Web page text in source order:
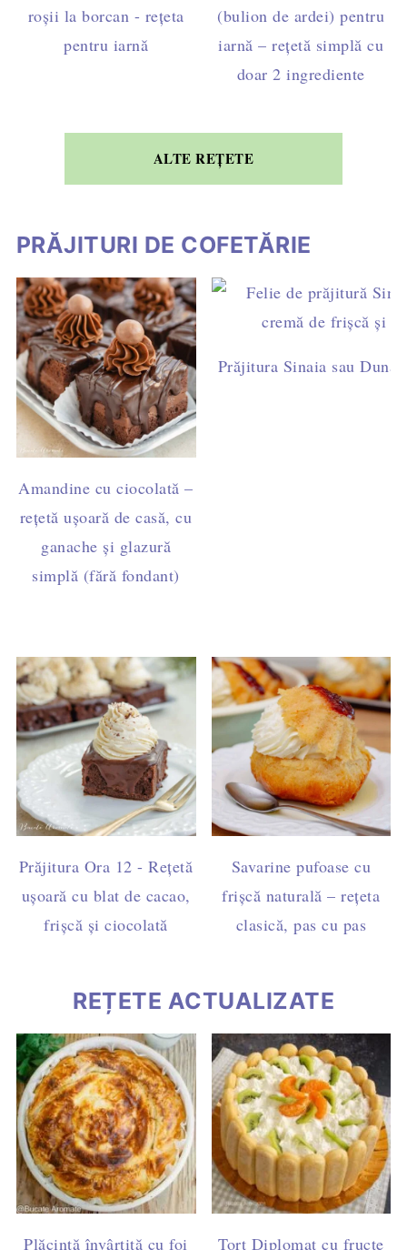
roșii la borcan - rețeta
pentru iarnă
(bulion de ardei) pentru
iarnă – rețetă simplă cu
doar 2 ingrediente
ALTE REȚETE
PRĂJITURI DE COFETĂRIE
Amandine cu ciocolată –
rețetă ușoară de casă, cu
ganache și glazură
simplă (fără fondant)
Prăjitura Sinaia sau
Prăjitura Ora 12 - Rețetă
ușoară cu blat de cacao,
frișcă și ciocolată
Savarine pufoase cu
frișcă naturală – rețeta
clasică, pas cu pas
REȚETE ACTUALIZATE
Plăcintă învârtită cu foi Tort Diplomat cu fructe